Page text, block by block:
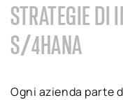
STRATEGIE DI
S/4HANA
Ogni azienda parte